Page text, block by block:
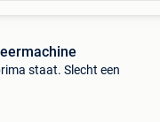
staat. Slecht een